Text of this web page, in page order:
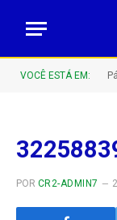
VOCÊ ESTÁ EM:
POR CR2-ADMIN7